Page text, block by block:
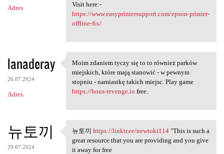
Adres
Visit here:-
https://www.easyprintersupport.com/epson-printer-
offline-fix/
lanaderay
26.07.2024
Adres
Moim zdaniem tyczy się to to
Moim zdaniem tyczy się to to również parków
miejskich, które mają stanowić - w pewnym
stopniu - namiastkę takich miejsc. Play game
https://bous-revenge.io free.
뉴토끼
29.07.2024
뉴토끼 https://linktr.ee
뉴토끼 https://linktr.ee/newtoki114"This is such a
great resource that you are providing and you give
it away for free